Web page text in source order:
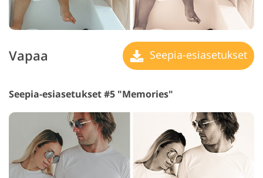
Vapaa Seepia-esiasetukset
Seepia-esiasetukset #5 "Memories"